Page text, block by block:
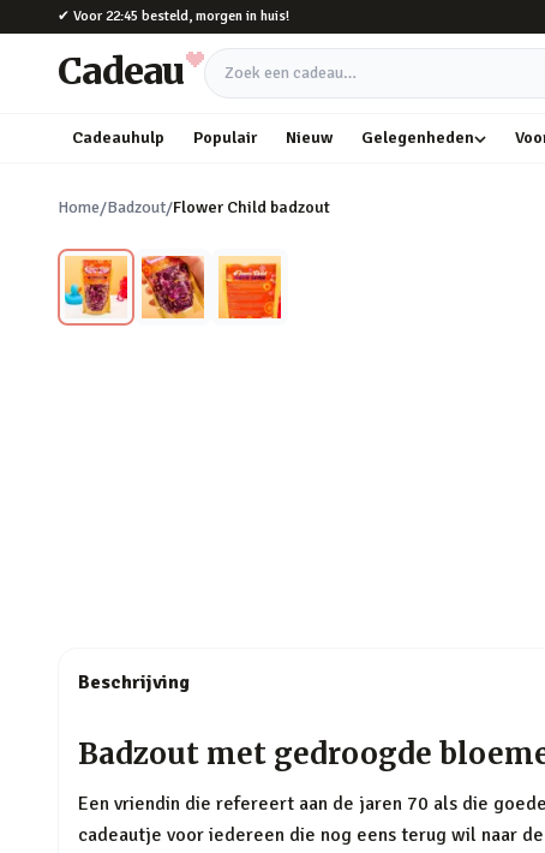
Naar hoofdinhoud
✔ Voor 22:45 besteld, morgen in huis!
Cadeau Zoek een cadeau
Cadeauhulp Populair Nieuw Gelegenheden
Home/Badzout/Flower Child badzout
Beschrijving
Badzout met gedroogde
Een vriendin die refereert aan de jaren 70 als die
cadeautje voor iedereen die nog eens terug wil naar